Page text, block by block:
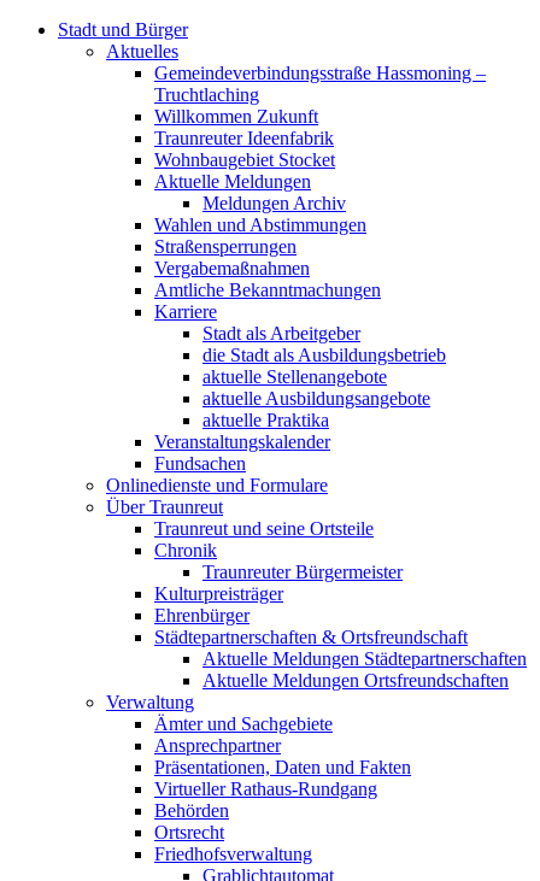
Stadt und Bürger
Aktuelles
Gemeindeverbindungsstraße Hassmoning –
Truchtlaching
Willkommen Zukunft
Traunreuter Ideenfabrik
Wohnbaugebiet Stocket
Aktuelle Meldungen
Meldungen Archiv
Wahlen und Abstimmungen
Straßensperrungen
Vergabemaßnahmen
Amtliche Bekanntmachungen
Karriere
Stadt als Arbeitgeber
die Stadt als Ausbildungsbetrieb
aktuelle Stellenangebote
aktuelle Ausbildungsangebote
aktuelle Praktika
Veranstaltungskalender
Fundsachen
Onlinedienste und Formulare
Über Traunreut
Traunreut und seine Ortsteile
Chronik
Traunreuter Bürgermeister
Kulturpreisträger
Ehrenbürger
Städtepartnerschaften & Ortsfreundschaft
Aktuelle Meldungen Städtepartnerschaften
Aktuelle Meldungen Ortsfreundschaften
Verwaltung
Ämter und Sachgebiete
Ansprechpartner
Präsentationen, Daten und Fakten
Virtueller Rathaus-Rundgang
Behörden
Ortsrecht
Friedhofsverwaltung
Grablichtautomat